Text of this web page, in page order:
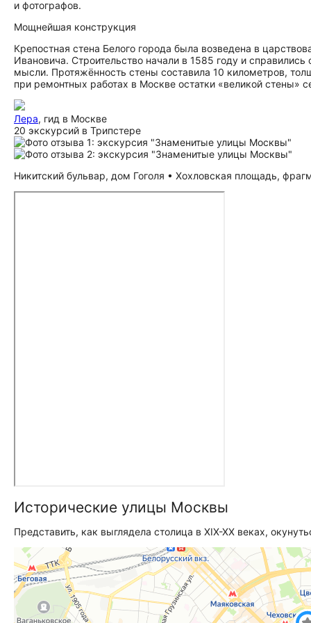
и фотографов.
Мощнейшая конструкция
Крепостная стена Белого города была возведена в
Ивановича. Строительство начали в 1585 году и
мысли. Протяжённость стены составила 10 километров,
при ремонтных работах в Москве остатки «великой стены»
Лера, гид в Москве
20 экскурсий в Трипстере
Никитский бульвар, дом Гоголя • Хохловская площадь,
Исторические улицы Москвы
Представить, как выглядела столица в XIX-XX веках,